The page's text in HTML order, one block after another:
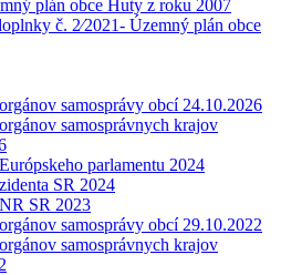
plán obce Huty z roku 2007
č. 2⁄2021- Územný plán obce
samosprávy obcí 24.10.2026
samosprávnych krajov
parlamentu 2024
SR 2024
SR 2023
samosprávy obcí 29.10.2022
samosprávnych krajov